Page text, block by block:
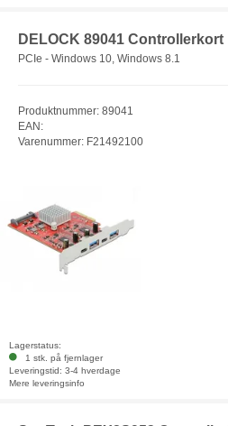
DELOCK 89041 Controllerkort
PCIe - Windows 10, Windows 8.1
Produktnummer: 89041
EAN:
Varenummer: F21492100
Lagerstatus:
1 stk. på fjernlager
Leveringstid: 3-4 hverdage
Mere leveringsinfo